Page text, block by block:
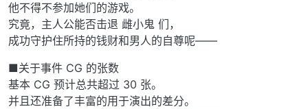
他不得不参加她们的游戏。
究竟，主人公能否击退 雌小鬼 们，
成功守护住所持的钱财和男人的自尊呢——
■关于事件 CG 的张数
基本 CG 预计总共超过 30 张。
并且还准备了丰富的用于演出的差分。